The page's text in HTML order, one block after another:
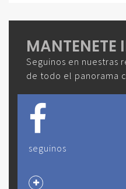
MANTENETE
Seguinos en nuestras
de todo el panorama
seguinos